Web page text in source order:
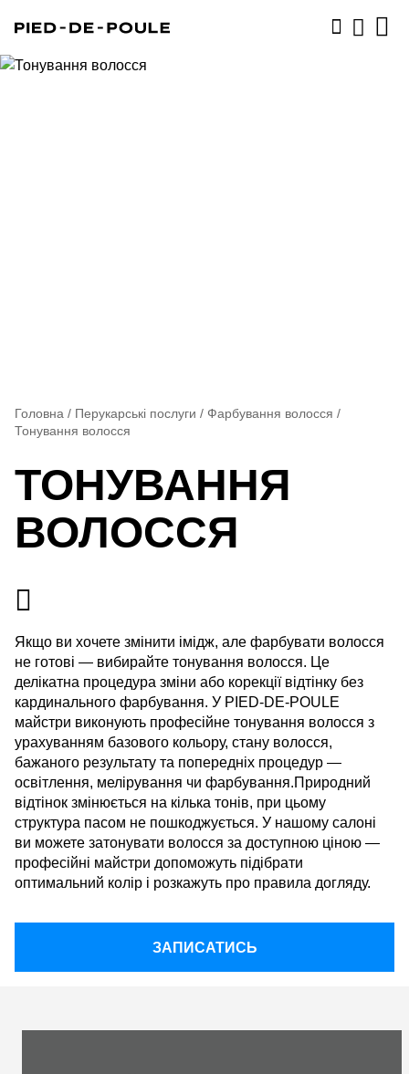
Головна / Перукарські послуги / Фарбування волосся /
Тонування волосся
ТОНУВАННЯ
ВОЛОССЯ
Якщо ви хочете змінити імідж, але фарбувати волосся
не готові — вибирайте тонування волосся. Це
делікатна процедура зміни або корекції відтінку без
кардинального фарбування. У PIED-DE-POULE
майстри виконують професійне тонування волосся з
урахуванням базового кольору, стану волосся,
бажаного результату та попередніх процедур —
освітлення, мелірування чи фарбування.Природний
відтінок змінюється на кілька тонів, при цьому
структура пасом не пошкоджується. У нашому салоні
ви можете затонувати волосся за доступною ціною —
професійні майстри допоможуть підібрати
оптимальний колір і розкажуть про правила догляду.
ЗАПИСАТИСЬ